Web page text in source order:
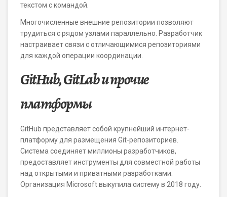
текстом с командой.
Многочисленные внешние репозитории позволяют
трудиться с рядом узлами параллельно. Разработчик
настраивает связи с отличающимися репозиториями
для каждой операции координации.
GitHub, GitLab и прочие
платформы
GitHub представляет собой крупнейший интернет-
платформу для размещения Git-репозиториев.
Система соединяет миллионы разработчиков,
предоставляет инструменты для совместной работы
над открытыми и приватными разработками.
Организация Microsoft выкупила систему в 2018 году.